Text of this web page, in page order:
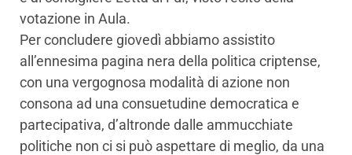
votazione in Aula.
Per concludere giovedì abbiamo assistito
all’ennesima pagina nera della politica criptense,
con una vergognosa modalità di azione non
consona ad una consuetudine democratica e
partecipativa, d’altronde dalle ammucchiate
politiche non ci si può aspettare di meglio, da una